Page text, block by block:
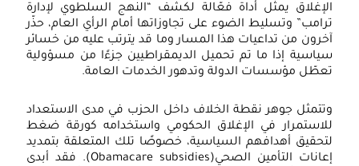
يمثل أداة فعّالة لكشف “النهج السلطوي لإدارة
وتسليط الضوء على تجاوزاتها أمام الرأي العام، حذّر
من تداعيات هذا المسار وما قد يترتب عليه من خسائر
إذا ما تم تحميل الديمقراطيين جزءًا من مسؤولية
مؤسسات الدولة وتدهور الخدمات العامة.
جوهر نقطة الخلاف داخل الحزب في مدى الاستعداد
في الإغلاق الحكومي واستخدامه كورقة ضغط
أهدافهم السياسية، خصوصًا تلك المتعلقة بتمديد
إعانات التأمين الصحي(Obamacare subsidies). فقد أبدى